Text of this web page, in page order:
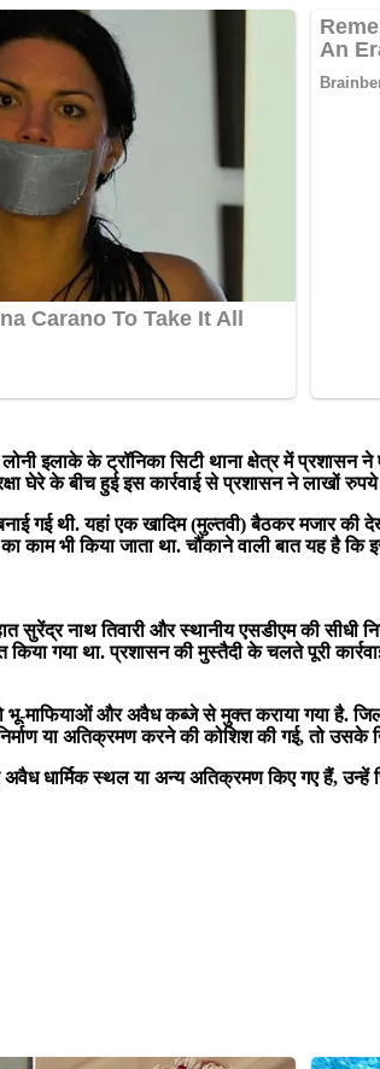
इलाके के ट्रॉनिका सिटी थाना क्षेत्र में प्रशासन ने
घेरे के बीच हुई इस कार्रवाई से प्रशासन ने लाखों
गई थी. यहां एक खादिम (मुल्तवी) बैठकर मजार
काम भी किया जाता था. चौंकाने वाली बात यह है
नाथ तिवारी और स्थानीय एसडीएम की सीधी
गया था. प्रशासन की मुस्तैदी के चलते पूरी
माफियाओं और अवैध कब्जे से मुक्त कराया गया है.
या अतिक्रमण करने की कोशिश की गई, तो
धार्मिक स्थल या अन्य अतिक्रमण किए गए हैं, उन्हें